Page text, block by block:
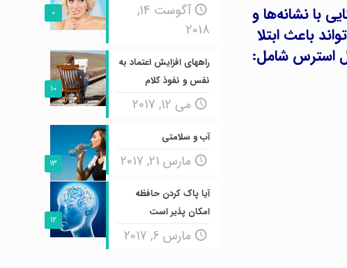
با نشانه‌ها و
باعث ابتلا
استرس شامل:
0
آگوست 14,
2018
10
راههای افزایش اعتماد به
نفس و نفوذ کلام
می 12, 2017
13
آب و سلامتی
مارس 21, 2017
12
آیا پاک کردن حافظه
امکان پذیر است
مارس 6, 2017